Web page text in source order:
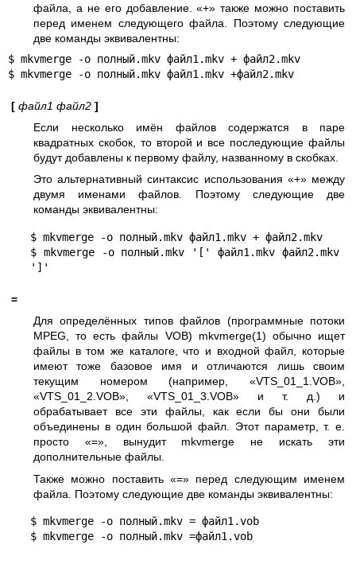
файла, а не его добавление. «+» также можно поставить
перед именем следующего файла. Поэтому следующие
две команды эквивалентны:
$ mkvmerge -o полный.mkv файл1.mkv + файл2.mkv
$ mkvmerge -o полный.mkv файл1.mkv +файл2.mkv
[ файл1 файл2 ]
Если несколько имён файлов содержатся в паре
квадратных скобок, то второй и все последующие файлы
будут добавлены к первому файлу, названному в скобках.
Это альтернативный синтаксис использования «+» между
двумя именами файлов. Поэтому следующие две
команды эквивалентны:
$ mkvmerge -o полный.mkv файл1.mkv + файл2.mkv
$ mkvmerge -o полный.mkv '[' файл1.mkv файл2.mkv
']'
=
Для определённых типов файлов (программные потоки
MPEG, то есть файлы VOB) mkvmerge(1) обычно ищет
файлы в том же каталоге, что и входной файл, которые
имеют тоже базовое имя и отличаются лишь своим
текущим номером (например, «VTS_01_1.VOB»,
«VTS_01_2.VOB», «VTS_01_3.VOB» и т. д.) и
обрабатывает все эти файлы, как если бы они были
объединены в один большой файл. Этот параметр, т. е.
просто «=», вынудит mkvmerge не искать эти
дополнительные файлы.
Также можно поставить «=» перед следующим именем
файла. Поэтому следующие две команды эквивалентны:
$ mkvmerge -o полный.mkv = файл1.vob
$ mkvmerge -o полный.mkv =файл1.vob